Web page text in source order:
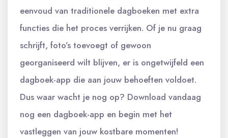
eenvoud van traditionele dagboeken met extra
functies die het proces verrijken. Of je nu graag
schrijft, foto’s toevoegt of gewoon
georganiseerd wilt blijven, er is ongetwijfeld een
dagboek-app die aan jouw behoeften voldoet.
Dus waar wacht je nog op? Download vandaag
nog een dagboek-app en begin met het
vastleggen van jouw kostbare momenten!